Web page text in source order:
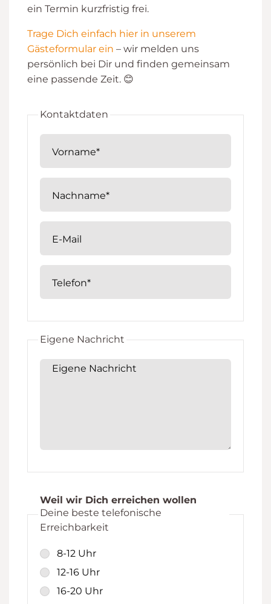
ein Termin kurzfristig frei.
Trage Dich einfach hier in unserem
Gästeformular ein – wir melden uns
persönlich bei Dir und finden gemeinsam
eine passende Zeit. 😊
Kontaktdaten
Vorname*
Nachname*
E-Mail
Telefon*
Eigene Nachricht
Eigene Nachricht
Weil wir Dich erreichen wollen
Deine beste telefonische
Erreichbarkeit
8-12 Uhr
12-16 Uhr
16-20 Uhr